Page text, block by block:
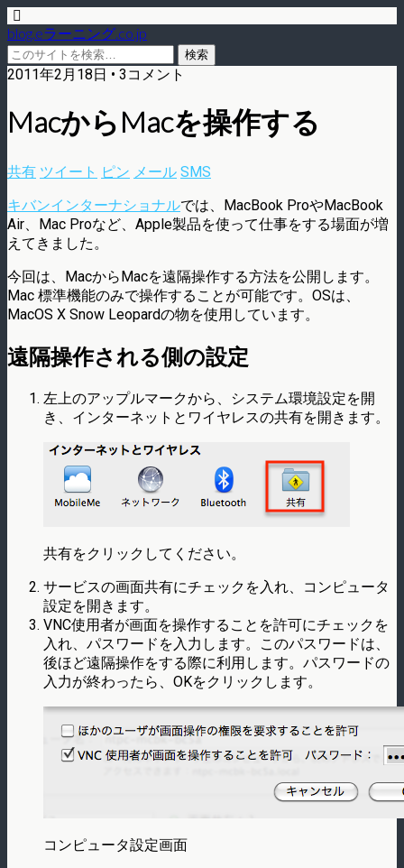
blog.eラーニング.co.jp
2011年2月18日 • 3コメント
MacからMacを操作する
共有 ツイート ピン メール SMS
キバンインターナショナルでは、MacBook ProやMacBook
Air、Mac Proなど、Apple製品を使って仕事をする場面が増
えてきました。
今回は、MacからMacを遠隔操作する方法を公開します。
Mac 標準機能のみで操作することが可能です。OSは、
MacOS X Snow Leopardの物を使用しています。
遠隔操作される側の設定
左上のアップルマークから、システム環境設定を開
き、インターネットとワイヤレスの共有を開きます。
共有をクリックしてください。
サービスの画面共有にチェックを入れ、コンピュータ
設定を開きます。
VNC使用者が画面を操作することを許可にチェックを
入れ、パスワードを入力します。このパスワードは、
後ほど遠隔操作をする際に利用します。パスワードの
入力が終わったら、OKをクリックします。
コンピュータ設定画面